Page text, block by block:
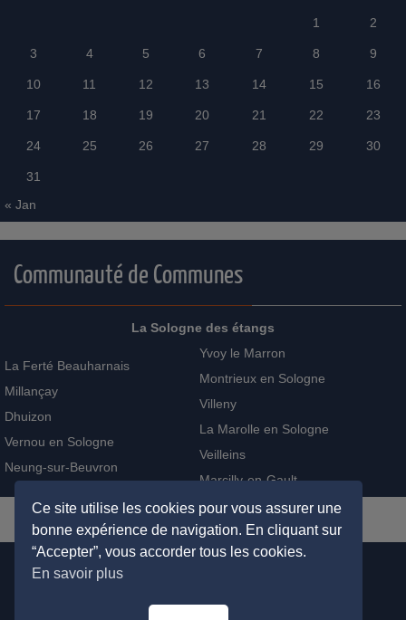
1 2
3 4 5 6 7 8 9
10 11 12 13 14 15 16
17 18 19 20 21 22 23
24 25 26 27 28 29 30
31
« Jan
Communauté de Communes
La Sologne des étangs
La Ferté Beauharnais
Millançay
Dhuizon
Vernou en Sologne
Neung-sur-Beuvron
Yvoy le Marron
Montrieux en Sologne
Villeny
La Marolle en Sologne
Veilleins
Marcilly-en-Gault
Ce site utilise les cookies pour vous assurer une
bonne expérience de navigation. En cliquant sur
“Accepter”, vous accorder tous les cookies.
En savoir plus